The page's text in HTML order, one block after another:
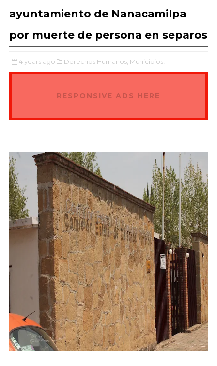
ayuntamiento de Nanacamilpa
por muerte de persona en separos
4 years ago Derechos Humanos, Municipios,
RESPONSIVE ADS HERE